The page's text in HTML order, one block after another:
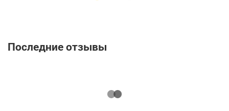
Последние отзывы